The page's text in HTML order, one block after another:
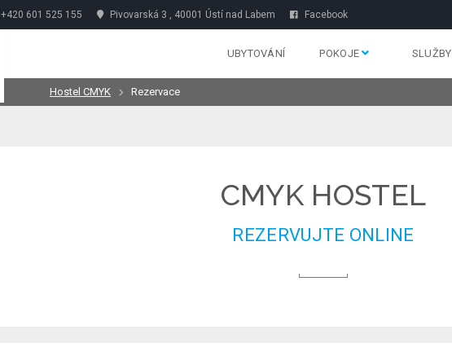
+420 601 525 155 Pivovarská 3 , 40001 Ústí nad Labem Facebook
UBYTOVÁNÍ POKOJE SLUŽBY
Hostel CMYK Rezervace
CMYK HOSTEL
REZERVUJTE ONLINE